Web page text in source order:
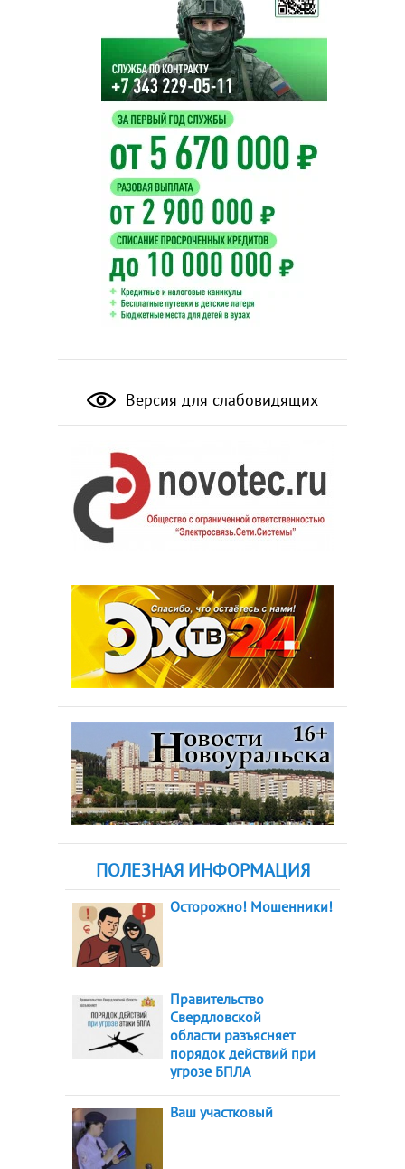
Версия для слабовидящих
ПОЛЕЗНАЯ ИНФОРМАЦИЯ
Осторожно! Мошенники!
Правительство
Свердловской
области разъясняет
порядок действий при
угрозе БПЛА
Ваш участковый